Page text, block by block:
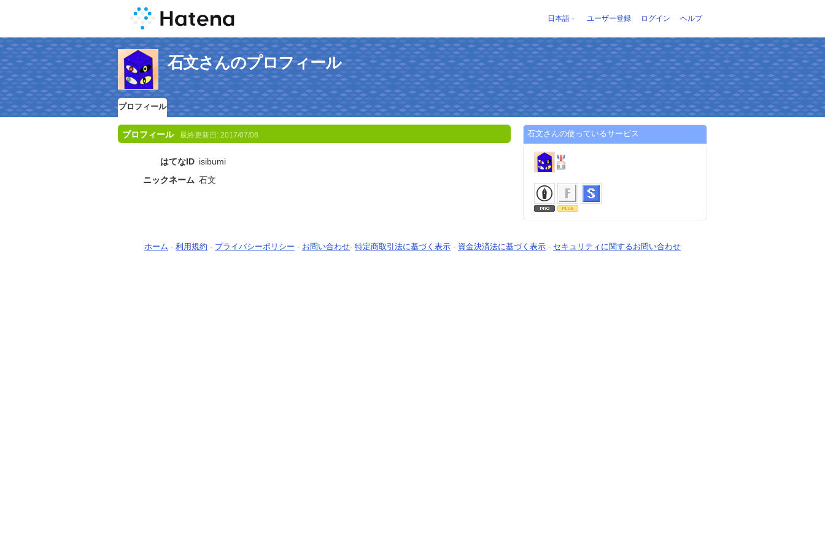
日本語 ユーザー登録 ログイン ヘルプ
石文さんのプロフィール
プロフィール
プロフィール 最終更新日: 2017/07/08
はてなID isibumi
ニックネーム 石文
石文さんの使っているサービス
ホーム - 利用規約 - プライバシーポリシー - お問い合わせ- 特定商取引法に基づく表示 - 資金決済法に基づく表示 - セキュリティに関するお問い合わせ